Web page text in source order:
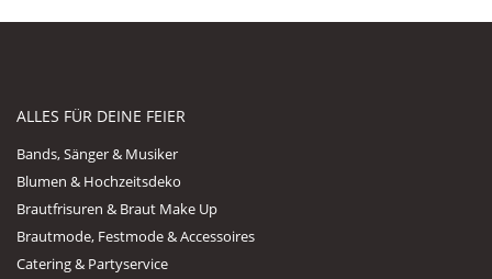
ALLES FÜR DEINE FEIER
Bands, Sänger & Musiker
Blumen & Hochzeitsdeko
Brautfrisuren & Braut Make Up
Brautmode, Festmode & Accessoires
Catering & Partyservice